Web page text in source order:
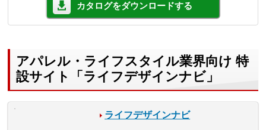
カタログをダウンロードする
アパレル・ライフスタイル業界向け 特
設サイト「ライフデザインナビ」
ライフデザインナビ